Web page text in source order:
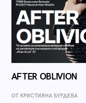
AFTER OBLIVION
ОТ КРИСТИЯНА БУРДЕВА